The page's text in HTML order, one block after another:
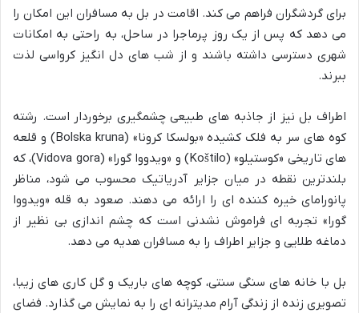
برای گردشگران فراهم می کند. اقامت در بل به مسافران این امکان را
می دهد که پس از یک روز پرماجرا در ساحل، به راحتی به امکانات
شهری دسترسی داشته باشند و از شب های دل انگیز کرواسی لذت
ببرند.
اطراف بل نیز از جاذبه های طبیعی چشمگیری برخوردار است. رشته
کوه های سر به فلک کشیده «بولسکا کرونا» (Bolska kruna) و قلعه
های تاریخی «کوستیلو» (Koštilo) و «ویدووا گورا» (Vidova gora)، که
بلندترین نقطه در میان جزایر آدریاتیک محسوب می شود، مناظر
پانورامای خیره کننده ای را ارائه می دهند. صعود به قله «ویدووا
گورا» تجربه ای فراموش نشدنی است که چشم اندازی بی نظیر از
دماغه طلایی و جزایر اطراف را به مسافران هدیه می دهد.
بل با خانه های سنگی سنتی، کوچه های باریک و گل کاری های زیبا،
تصویری زنده از زندگی آرام مدیترانه ای را به نمایش می گذارد. فضای